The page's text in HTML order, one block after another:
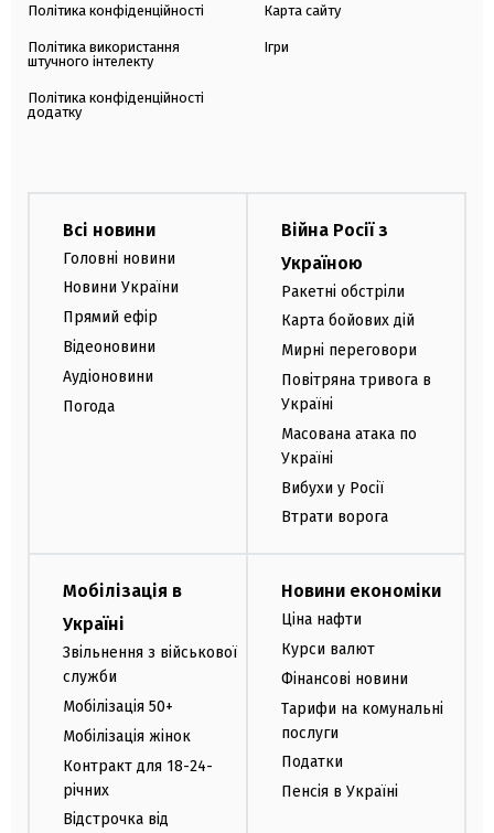
Політика конфіденційності
Політика використання
штучного інтелекту
Політика конфіденційності
додатку
Карта сайту
Ігри
Всі новини
Головні новини
Новини України
Прямий ефір
Відеоновини
Аудіоновини
Погода
Війна Росії з
Україною
Ракетні обстріли
Карта бойових дій
Мирні переговори
Повітряна тривога в
Україні
Масована атака по
Україні
Вибухи у Росії
Втрати ворога
Мобілізація в
Україні
Звільнення з військової
служби
Мобілізація 50+
Мобілізація жінок
Контракт для 18-24-
річних
Відстрочка від
Новини економіки
Ціна нафти
Курси валют
Фінансові новини
Тарифи на комунальні
послуги
Податки
Пенсія в Україні